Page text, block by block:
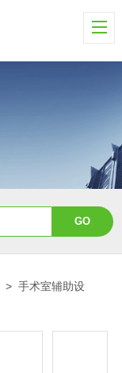
>手术室辅助设